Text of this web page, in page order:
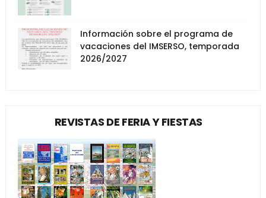
Información sobre el programa de
vacaciones del IMSERSO, temporada
2026/2027
REVISTAS DE FERIA Y FIESTAS